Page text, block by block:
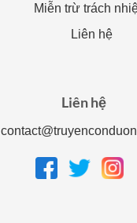
Miễn trừ trách
Liên hệ
Liên hệ